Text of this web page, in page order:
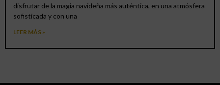
disfrutar de la magia navideña más auténtica, en una atmósfera
sofisticada y con una
LEER MÁS »